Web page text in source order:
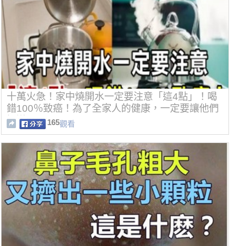
十萬火急！家中燒開水一定要注意「這4點」！喝
錯100％致癌！為了全家人的健康，一定要讓他們
知道！
165觀看